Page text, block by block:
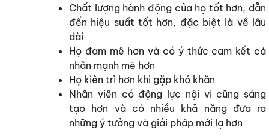
Chất lượng hành động của họ tốt hơn, dẫn
đến hiệu suất tốt hơn, đặc biệt là về lâu
dài
Họ đam mê hơn và có ý thức cam kết cá
nhân mạnh mẽ hơn
Họ kiên trì hơn khi gặp khó khăn
Nhân viên có động lực nội vi cũng sáng
tạo hơn và có nhiều khả năng đưa ra
những ý tưởng và giải pháp mới lạ hơn